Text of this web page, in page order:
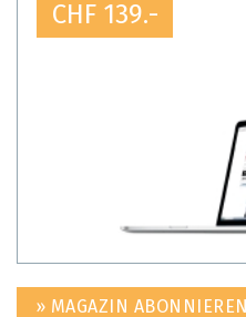
CHF 139.-
» MAGAZIN ABONNIEREN